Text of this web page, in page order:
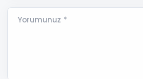
Yorumunuz *